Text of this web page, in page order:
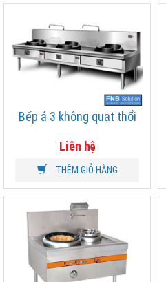
Bếp á 3 không quạt thổi
Liên hệ
THÊM GIỎ HÀNG